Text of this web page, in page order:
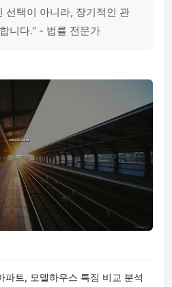
선택이 아니라, 장기적인 관
니다." - 법률 전문가
파트, 모델하우스 특징 비교 분석